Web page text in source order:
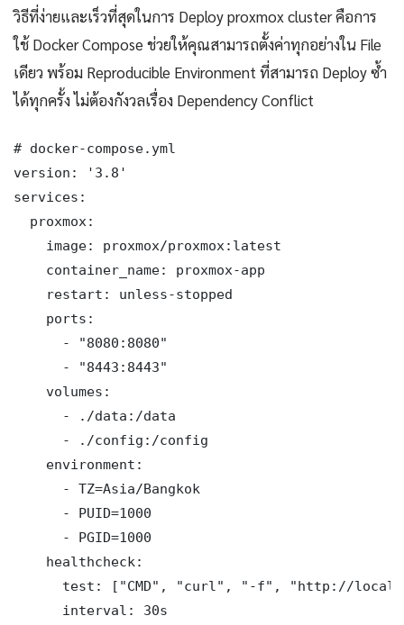
วิธีที่ง่ายและเร็วที่สุดในการ Deploy proxmox cluster คือการ
ใช้ Docker Compose ช่วยให้คุณสามารถตั้งค่าทุกอย่างใน File
เดียว พร้อม Reproducible Environment ที่สามารถ Deploy ซ้ำ
ได้ทุกครั้ง ไม่ต้องกังวลเรื่อง Dependency Conflict
# docker-compose.yml
version: '3.8'
services:
  proxmox:
    image: proxmox/proxmox:latest
    container_name: proxmox-app
    restart: unless-stopped
    ports:
      - "8080:8080"
      - "8443:8443"
    volumes:
      - ./data:/data
      - ./config:/config
    environment:
      - TZ=Asia/Bangkok
      - PUID=1000
      - PGID=1000
    healthcheck:
test: ["CMD", "curl", "-f", "http://
      interval: 30s